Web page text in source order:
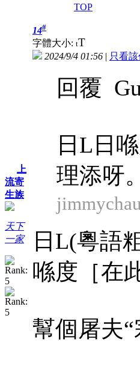
TOP
上
流寄
生族
天下
一家
14#
字體大小: tT
2024/9/4 01:56 | 只看
回覆
日L日
理添呀
日L(粵語
喺度［在
幫個屠夫